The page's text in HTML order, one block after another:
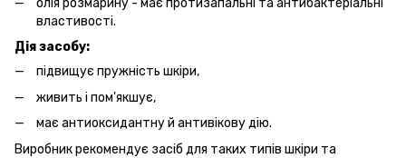
олія розмарину - має протизапальні та антибактеріальні
властивості.
Дія засобу:
підвищує пружність шкіри,
живить і пом'якшує,
має антиоксидантну й антивікову дію.
Виробник рекомендує засіб для таких типів шкіри та